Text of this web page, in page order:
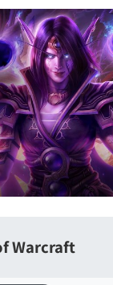
Warcraft